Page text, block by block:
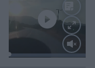
Loaded: